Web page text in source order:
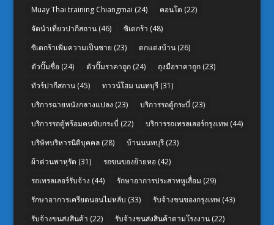
Muay Thai training Chiangmai (24) คอนโด (22)
จัดนำเที่ยวปากีสถาน(46) ซิเดกร้า (48)
ซิเดกร้าเพิ่มความเป็นชาย (23) ตกแต่งบ้าน(26)
ตัวปั๊มชื่อ(24) ตัวปั๊มราคาถูก(24) ถุงมือราคาถูก(23)
ทัวร์ปากีสถาน(45) ทาวน์โฮม นนทบุรี(31)
บริการฉายหนังกลางแปลง (23) บริการรถตู้กระบี่ (23)
บริการรถตู้พร้อมคนขับกระบี่ (22) บริการรถเทรลเลอร์กรุงเทพ (44)
บริษัทบริหารนิติบุคคล(28) บ้านนนทบุรี(23)
ผ้าต่วนพาหุรัด (31) รถขนของย้ายหอ(42)
รถเทรลเลอร์รับจ้าง (44) รักษาอาการประสาทหูเสื่อม (29)
รักษาอาการเครียดนอนไม่หลับ (33) รับจ้างขนของกรุงเทพ (43)
รับจ้างขนส่งสินค้า (22) รับจ้างขนส่งสินค้าตามโรงงาน(22)